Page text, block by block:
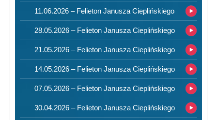
11.06.2026 – Felieton Janusza Cieplińskiego
28.05.2026 – Felieton Janusza Cieplińskiego
21.05.2026 – Felieton Janusza Cieplińskiego
14.05.2026 – Felieton Janusza Cieplińskiego
07.05.2026 – Felieton Janusza Cieplińskiego
30.04.2026 – Felieton Janusza Cieplińskiego